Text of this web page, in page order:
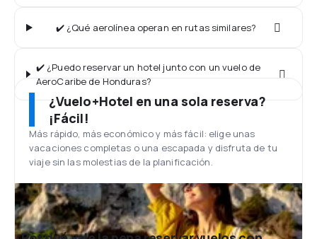
✔️ ¿Qué aerolínea operan en rutas similares?
✔️ ¿Puedo reservar un hotel junto con un vuelo de
AeroCaribe de Honduras?
¿Vuelo+Hotel en una sola reserva?
¡Fácil!
Más rápido, más económico y más fácil: elige unas
vacaciones completas o una escapada y disfruta de tu
viaje sin las molestias de la planificación.